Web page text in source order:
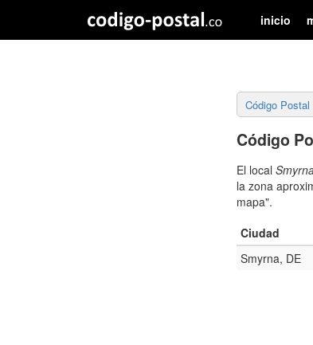
inicio
Código Postal
Código
El local
la zona
mapa".
Ciudad
Smyrna, DE